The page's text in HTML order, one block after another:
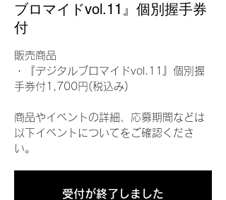
ブロマイドvol.11』個別握手券
付
販売商品
・『デジタルブロマイドvol.11』個別握
手券付1,700円(税込み)
商品やイベントの詳細、応募期間などは
以下イベントについてをご確認くださ
い。
受付が終了しました